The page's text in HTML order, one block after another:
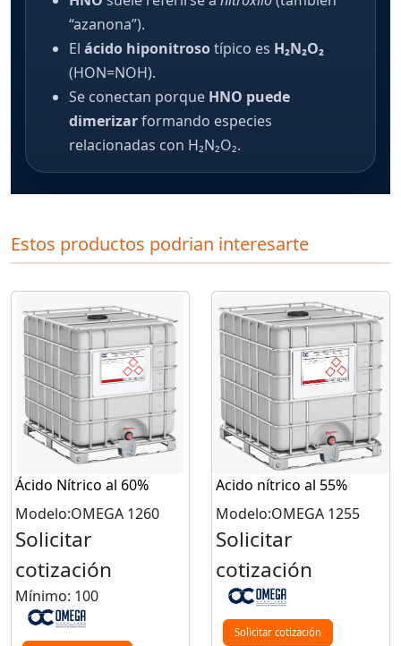
“azanona”).
El ácido hiponitrosotípico es H₂N₂O₂
(HON=NOH).
Se conectan porque HNO puede
dimerizarformando especies
relacionadas con H₂N₂O₂.
Estos productos podrian interesarte
Ácido Nítrico al 60%
Modelo:OMEGA 1260
Solicitar
cotización
Mínimo: 100
Acido nítrico al 55%
Modelo:OMEGA 1255
Solicitar
cotización
Solicitar cotización